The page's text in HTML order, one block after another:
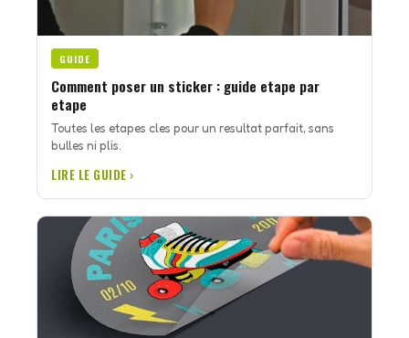
GUIDE
Comment poser un sticker : guide etape par
etape
Toutes les etapes cles pour un resultat parfait, sans
bulles ni plis.
LIRE LE GUIDE ›